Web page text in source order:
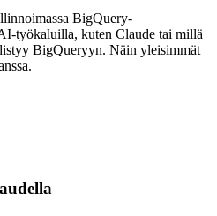
BigQuery-
työkaluilla, kuten Claude tai millä
BigQueryyn. Näin yleisimmät